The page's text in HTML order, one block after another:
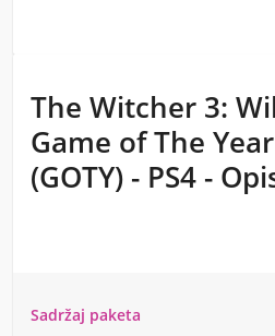
The Witcher 3:
Game of The
(GOTY) - PS4 -
Sadržaj paketa